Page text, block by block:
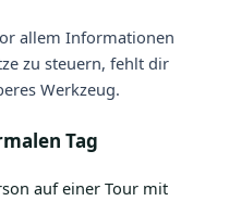
allem Informationen
zu steuern, fehlt dir
Werkzeug.
Tag
auf einer Tour mit